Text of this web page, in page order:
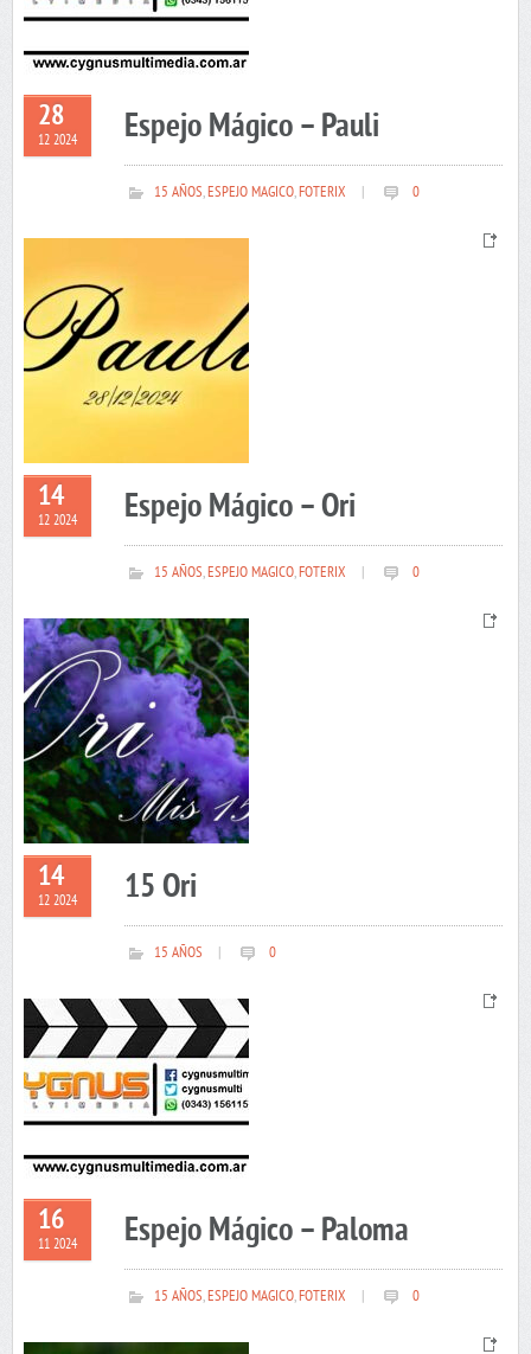
28
12 2024 Espejo Mágico – Pauli
15 AÑOS,ESPEJO MAGICO,FOTERIX 0
14
12 2024 Espejo Mágico – Ori
15 AÑOS,ESPEJO MAGICO,FOTERIX 0
14
12 2024 15 Ori
15 AÑOS 0
16
11 2024 Espejo Mágico – Paloma
15 AÑOS,ESPEJO MAGICO,FOTERIX 0